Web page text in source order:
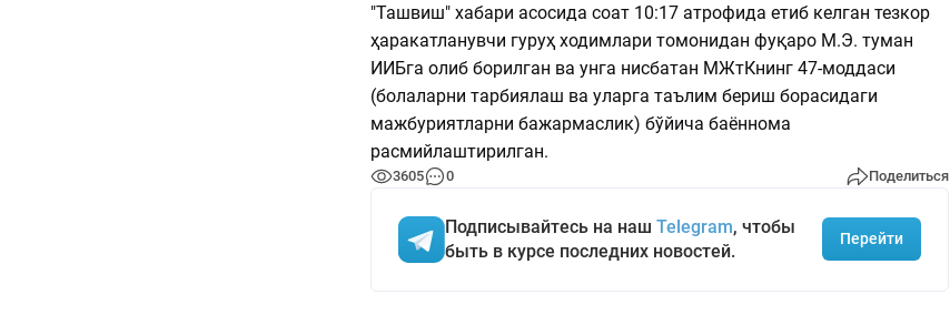
"Ташвиш" хабари асосида соат 10:17 атрофида етиб келган тезкор
ҳаракатланувчи гуруҳ ходимлари томонидан фуқаро М.Э. туман
ИИБга олиб борилган ва унга нисбатан МЖтКнинг 47-моддаси
(болаларни тарбиялаш ва уларга таълим бериш борасидаги
мажбуриятларни бажармаслик) бўйича баённома
расмийлаштирилган.
3605 0 Поделиться
Подписывайтесь на наш Telegram, чтобы
быть в курсе последних новостей.
Перейти